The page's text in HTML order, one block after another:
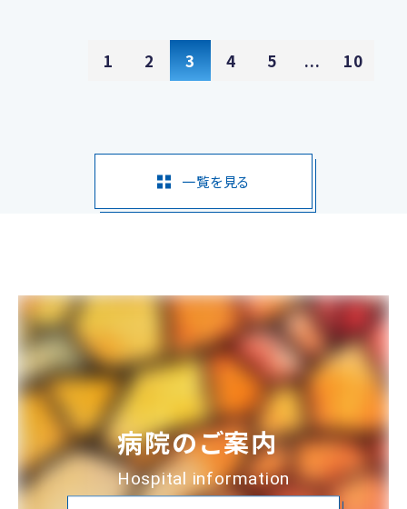
1 2 3 4 5 ... 10
一覧を見る
病院のご案内
Hospital information